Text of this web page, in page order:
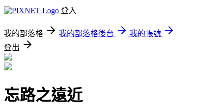
登入
我的部落格 我的部落格後台
我的帳號
登出
忘路之遠近